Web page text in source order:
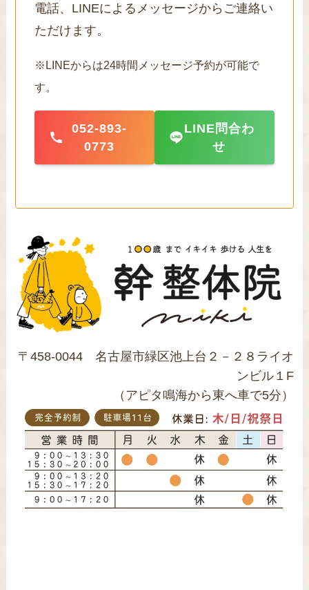
電話、LINEによるメッセージからご連絡い
ただけます。
※LINEからは24時間メッセージ予約が可能で
す。
052-893-
0773
LINE問合わ
せ
〒458-0044 名古屋市緑区池上台２－２８ライオ
ンビル１F
（アピタ鳴海から東へ車で5分）